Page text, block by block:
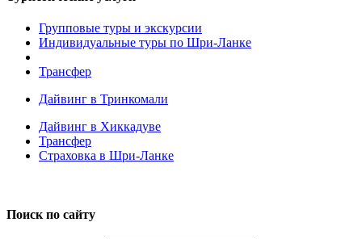
Групповые туры и экскурсии
Индивидуальные туры по Шри-Ланке
Трансфер
Дайвинг в Тринкомали
Дайвинг в Хиккадуве
Трансфер
Страховка в Шри-Ланке
Поиск по сайту